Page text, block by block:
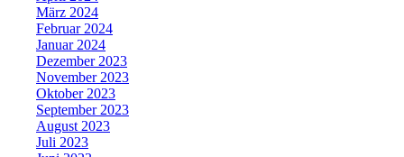
März 2024
Februar 2024
Januar 2024
Dezember 2023
November 2023
Oktober 2023
September 2023
August 2023
Juli 2023